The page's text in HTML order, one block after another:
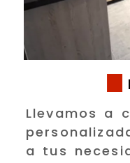
Llevamos a
a tus